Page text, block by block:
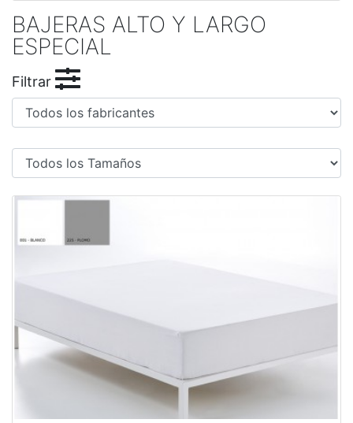
BAJERAS ALTO Y LARGO
ESPECIAL
Filtrar